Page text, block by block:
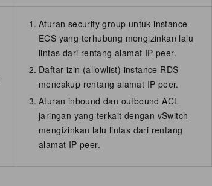
Aturan security group untuk instance
ECS yang terhubung mengizinkan lalu
lintas dari rentang alamat IP peer.
Daftar izin (allowlist) instance RDS
mencakup rentang alamat IP peer.
Aturan inbound dan outbound ACL
jaringan yang terkait dengan vSwitch
mengizinkan lalu lintas dari rentang
alamat IP peer.